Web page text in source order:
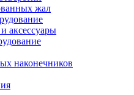
жал
аксессуары
наконечников